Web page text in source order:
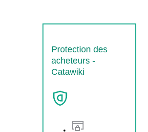
Protection des
acheteurs -
Catawiki